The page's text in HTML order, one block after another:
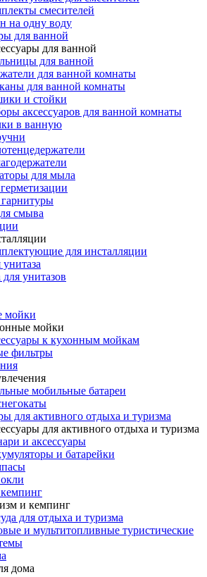
смесителей
на одну воду
для ванной
для ванной
для ванной
для ванной комнаты
для ванной комнаты
и стойки
аксессуаров для ванной комнаты
в ванную
для мыла
смыва
для инсталляции
унитазов
мойки
мойки
к кухонным мойкам
фильтры
мобильные батареи
для активного отдыха и туризма
для активного отдыха и туризма
и аксессуары
и батарейки
и кемпинг
для отдыха и туризма
и мультитопливные туристические
дома